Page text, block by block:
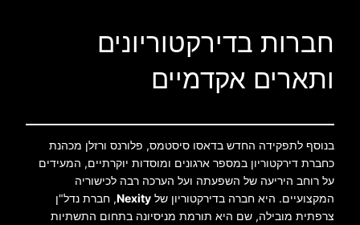
חברות בדירקטוריונים
ותארים אקדמיים
בנוסף לתפקידה החדש בדאסו סיסטמס, פלורנס ורזלן מכהנת
כחברת דירקטוריון במספר ארגונים ומוסדות יוקרתיים, המעידים
על רוחב היריעה של השפעתה ועל הערכה רבה לכישוריה
המקצועיים. היא חברה בדירקטוריון של Nexity, חברת נדל"ן
צרפתית מובילה, שם היא תורמת מניסיונה בתחום התשתיות